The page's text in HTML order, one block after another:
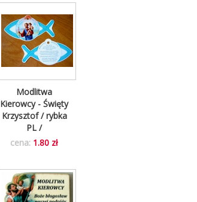
Modlitwa
Kierowcy - Święty
Krzysztof / rybka
PL /
cena: 1.80 zł